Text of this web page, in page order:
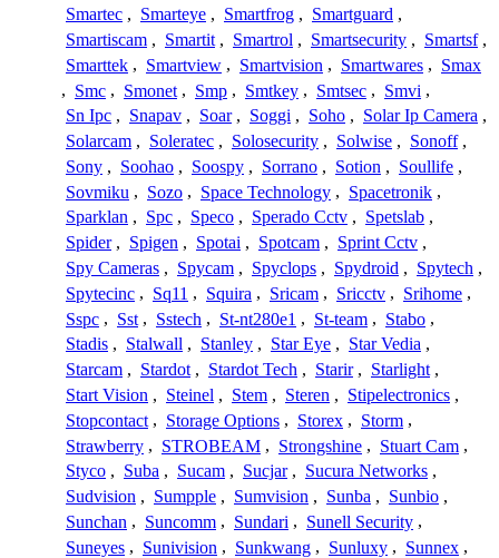
Smartec , Smarteye , Smartfrog , Smartguard ,
Smartiscam , Smartit , Smartrol , Smartsecurity , Smartsf ,
Smarttek , Smartview , Smartvision , Smartwares , Smax
, Smc , Smonet , Smp , Smtkey , Smtsec , Smvi ,
Sn Ipc , Snapav , Soar , Soggi , Soho , Solar Ip Camera ,
Solarcam , Soleratec , Solosecurity , Solwise , Sonoff ,
Sony , Soohao , Soospy , Sorrano , Sotion , Soullife ,
Sovmiku , Sozo , Space Technology , Spacetronik ,
Sparklan , Spc , Speco , Sperado Cctv , Spetslab ,
Spider , Spigen , Spotai , Spotcam , Sprint Cctv ,
Spy Cameras , Spycam , Spyclops , Spydroid , Spytech ,
Spytecinc , Sq11 , Squira , Sricam , Sricctv , Srihome ,
Sspc , Sst , Sstech , St-nt280e1 , St-team , Stabo ,
Stadis , Stalwall , Stanley , Star Eye , Star Vedia ,
Starcam , Stardot , Stardot Tech , Starir , Starlight ,
Start Vision , Steinel , Stem , Steren , Stipelectronics ,
Stopcontact , Storage Options , Storex , Storm ,
Strawberry , STROBEAM , Strongshine , Stuart Cam ,
Styco , Suba , Sucam , Sucjar , Sucura Networks ,
Sudvision , Sumpple , Sumvision , Sunba , Sunbio ,
Sunchan , Suncomm , Sundari , Sunell Security ,
Suneyes , Sunivision , Sunkwang , Sunluxy , Sunnex ,